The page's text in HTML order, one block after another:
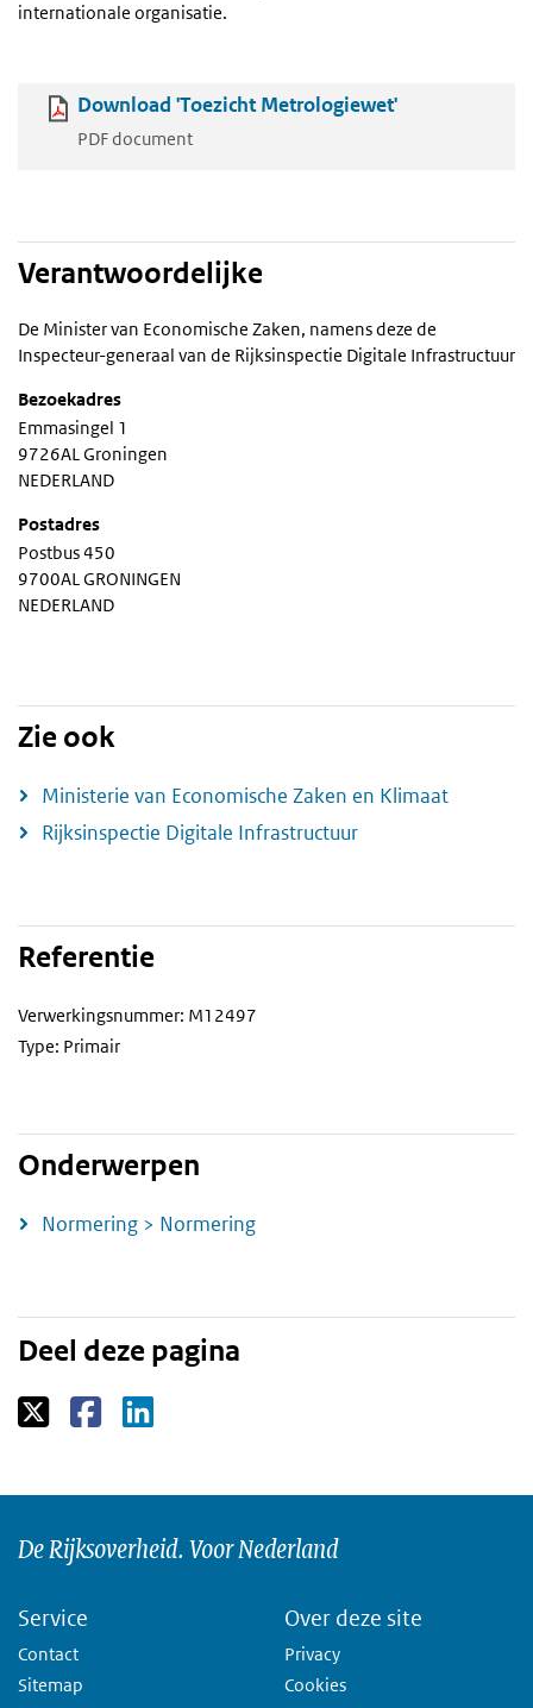
internationale organisatie.
Download 'Toezicht Metrologiewet'
PDF document
Verantwoordelijke
De Minister van Economische Zaken, namens deze de
Inspecteur-generaal van de Rijksinspectie Digitale Infrastructuur
Bezoekadres
Emmasingel 1
9726AL Groningen
NEDERLAND
Postadres
Postbus 450
9700AL GRONINGEN
NEDERLAND
Zie ook
Ministerie van Economische Zaken en Klimaat
Rijksinspectie Digitale Infrastructuur
Referentie
Verwerkingsnummer: M12497
Type: Primair
Onderwerpen
Normering > Normering
Deel deze pagina
De Rijksoverheid. Voor Nederland
Service
Contact
Sitemap
Over deze site
Privacy
Cookies